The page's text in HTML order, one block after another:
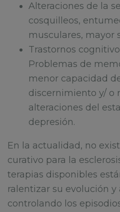
Alteraciones de la
cosquilleos,
musculares, mayor
Trastornos
Problemas de
menor capacidad
discernimiento y/ o
alteraciones del
depresión.
En la actualidad, no
curativo para la
terapias disponibles
ralentizar su evolución
controlando los